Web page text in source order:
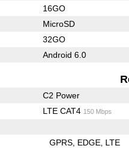
16GO
MicroSD
32GO
Android 6.0
C2 Power
LTE CAT4 150 Mbps
GPRS EDGE LTE